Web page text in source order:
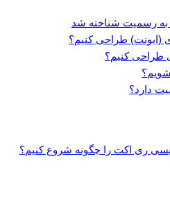
به رسمیت شناخته شد
(ایونت) طراحی کنیم؟
طراحی کنیم؟
دارد؟
ری اکت را چگونه شروع کنیم؟